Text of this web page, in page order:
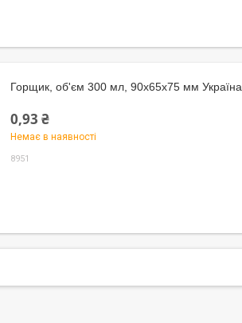
Горщик, об'єм 300 мл, 90х65х75 мм Україна
0,93 ₴
Немає в наявності
8951